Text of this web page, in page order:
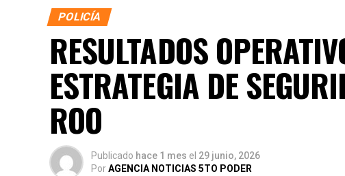
POLICÍA
RESULTADOS
ESTRATEGIA DE
ROO
Publicado hace 1 mes el 29 junio, 2026
PorAGENCIA NOTICIAS 5TO PODER